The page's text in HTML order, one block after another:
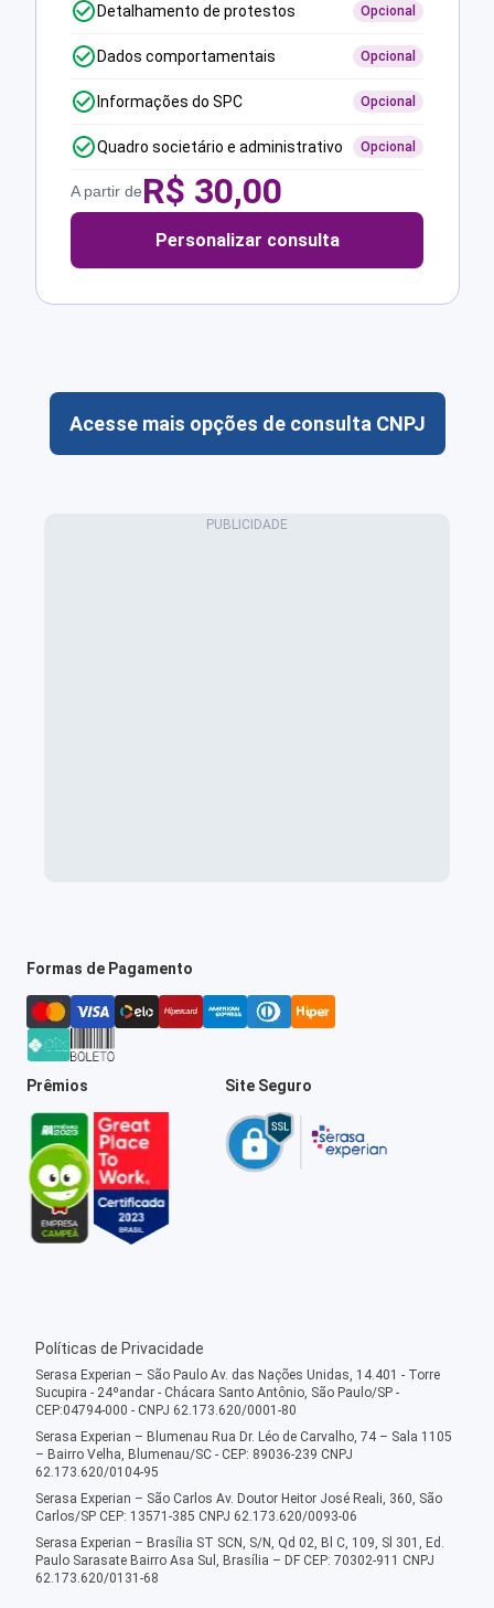
Detalhamento de protestos Opcional
Dados comportamentais Opcional
Informações do SPC Opcional
Quadro societário e administrativo Opcional
A partir deR$ 30,00
Personalizar consulta
Acesse mais opções de consulta CNPJ
Formas de Pagamento
Prêmios Site Seguro
Políticas de Privacidade
Serasa Experian – São Paulo Av. das Nações Unidas, 14.401 - Torre
Sucupira - 24ºandar - Chácara Santo Antônio, São Paulo/SP -
CEP:04794-000 - CNPJ 62.173.620/0001-80
Serasa Experian – Blumenau Rua Dr. Léo de Carvalho, 74 – Sala 1105
– Bairro Velha, Blumenau/SC - CEP: 89036-239 CNPJ
62.173.620/0104-95
Serasa Experian – São Carlos Av. Doutor Heitor José Reali, 360, São
Carlos/SP CEP: 13571-385 CNPJ 62.173.620/0093-06
Serasa Experian – Brasília ST SCN, S/N, Qd 02, Bl C, 109, Sl 301, Ed.
Paulo Sarasate Bairro Asa Sul, Brasília – DF CEP: 70302-911 CNPJ
62.173.620/0131-68